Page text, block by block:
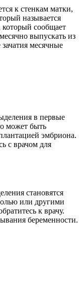
к стенкам матки,
называется
который сообщает
выпускать из
месячные
в первые
может быть
эмбриона.
с врачом для
становятся
или другими
к врачу.
беременности.